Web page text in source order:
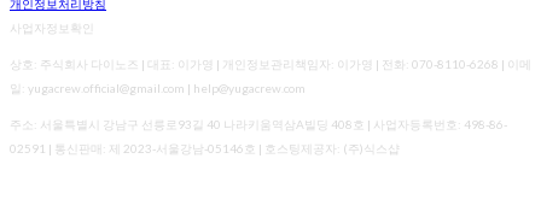
개인정보처리방침
사업자정보확인
상호: 주식회사 다이노즈 | 대표: 이가영 | 개인정보관리책임자: 이가영 | 전화: 070-8110-6268 | 이메
일: yugacrew.official@gmail.com | help@yugacrew.com
주소: 서울특별시 강남구 선릉로93길 40 나라키움역삼A빌딩 408호 | 사업자등록번호: 498-86-
02591 | 통신판매: 제 2023-서울강남-05146호 | 호스팅제공자: (주)식스샵